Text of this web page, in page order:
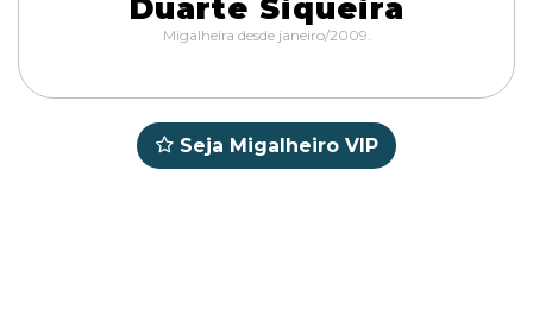
Duarte Siqueira
Migalheira desde janeiro/2009.
Seja Migalheiro VIP